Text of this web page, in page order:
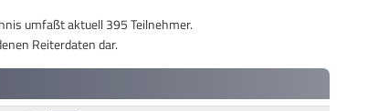
umfaßt aktuell 395 Teilnehmer.
Reiterdaten dar.